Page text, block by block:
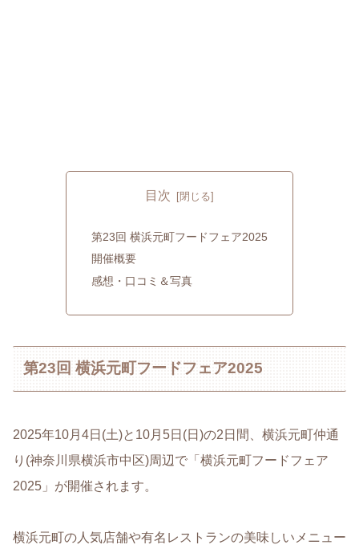
目次
第23回 横浜元町フードフェア2025
開催概要
感想・口コミ＆写真
第23回 横浜元町フードフェア2025
2025年10月4日(土)と10月5日(日)の2日間、横浜元町仲通
り(神奈川県横浜市中区)周辺で「横浜元町フードフェア
2025」が開催されます。
横浜元町の人気店舗や有名レストランの美味しいメニュー